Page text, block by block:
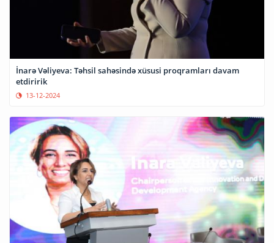
İnarə Vəliyeva: Təhsil sahəsində xüsusi proqramları davam
etdiririk
13-12-2024